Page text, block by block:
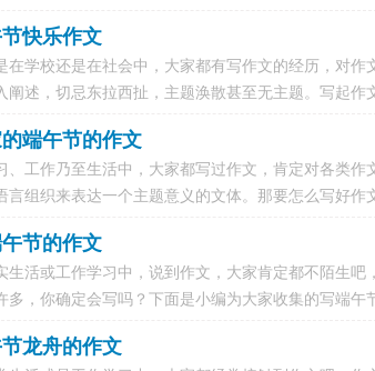
快乐作文
在学校还是在社会中，大家都有写作文的经历，对
阐述，切忌东拉西扯，主题涣散甚至无主题。写起
端午节的作文
、工作乃至生活中，大家都写过作文，肯定对各类作
言组织来表达一个主题意义的文体。那要怎么写好
节的作文
生活或工作学习中，说到作文，大家肯定都不陌生
多，你确定会写吗？下面是小编为大家收集的写端
龙舟的作文